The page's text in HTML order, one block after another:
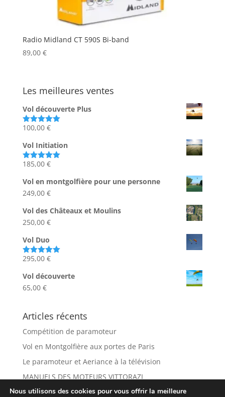
Radio Midland CT 590S Bi-band
89,00 €
Les meilleures ventes
Vol découverte Plus
Note5.00
100,00 €
Vol Initiation
Note5.00
185,00 €
Vol en montgolfière pour une personne
249,00 €
Vol des Châteaux et Moulins
250,00 €
Vol Duo
Note5.00
295,00 €
Vol découverte
65,00 €
Articles récents
Compétition de paramoteur
Vol en Montgolfière aux portes de Paris
Le paramoteur et Aeriance à la télévision
MANUELS DES MOTEURS VITTORAZI
Les Châteaux vus du ciel
Nous utilisons des cookies pour vous offrir la meilleure